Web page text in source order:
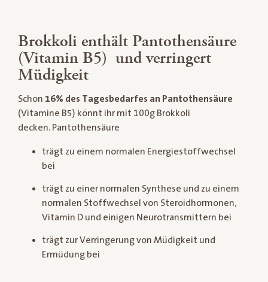
Brokkoli enthält Pantothensäure
(Vitamin B5) und verringert
Müdigkeit
Schon 16% des Tagesbedarfes an Pantothensäure
(Vitamine B5) könnt ihr mit 100g Brokkoli
decken. Pantothensäure
trägt zu einem normalen Energiestoffwechsel
bei
trägt zu einer normalen Synthese und zu einem
normalen Stoffwechsel von Steroidhormonen,
Vitamin D und einigen Neurotransmittern bei
trägt zur Verringerung von Müdigkeit und
Ermüdung bei